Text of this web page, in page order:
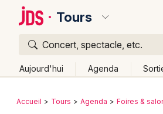
Tours
Concert, spectacle, etc.
Aujourd'hui Agenda
Publier un événement
Retour
Accueil Tours Agenda Foires &
Quoi ?
Où ?